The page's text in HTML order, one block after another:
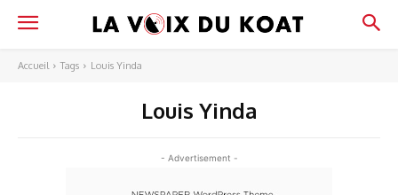
Accueil Tags Louis Yinda
Louis Yinda
- Advertisement -